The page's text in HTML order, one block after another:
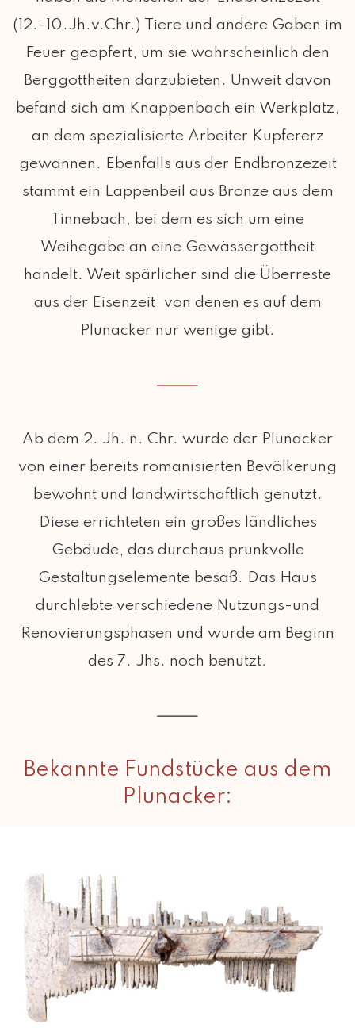
(12.-10.Jh.v.Chr.) Tiere und andere Gaben im
Feuer geopfert, um sie wahrscheinlich den
Berggottheiten darzubieten. Unweit davon
befand sich am Knappenbach ein Werkplatz,
an dem spezialisierte Arbeiter Kupfererz
gewannen. Ebenfalls aus der Endbronzezeit
stammt ein Lappenbeil aus Bronze aus dem
Tinnebach, bei dem es sich um eine
Weihegabe an eine Gewässergottheit
handelt. Weit spärlicher sind die Überreste
aus der Eisenzeit, von denen es auf dem
Plunacker nur wenige gibt.
Ab dem 2. Jh. n. Chr. wurde der Plunacker
von einer bereits romanisierten Bevölkerung
bewohnt und landwirtschaftlich genutzt.
Diese errichteten ein großes ländliches
Gebäude, das durchaus prunkvolle
Gestaltungselemente besaß. Das Haus
durchlebte verschiedene Nutzungs-und
Renovierungsphasen und wurde am Beginn
des 7. Jhs. noch benutzt.
Bekannte Fundstücke aus dem
Plunacker: